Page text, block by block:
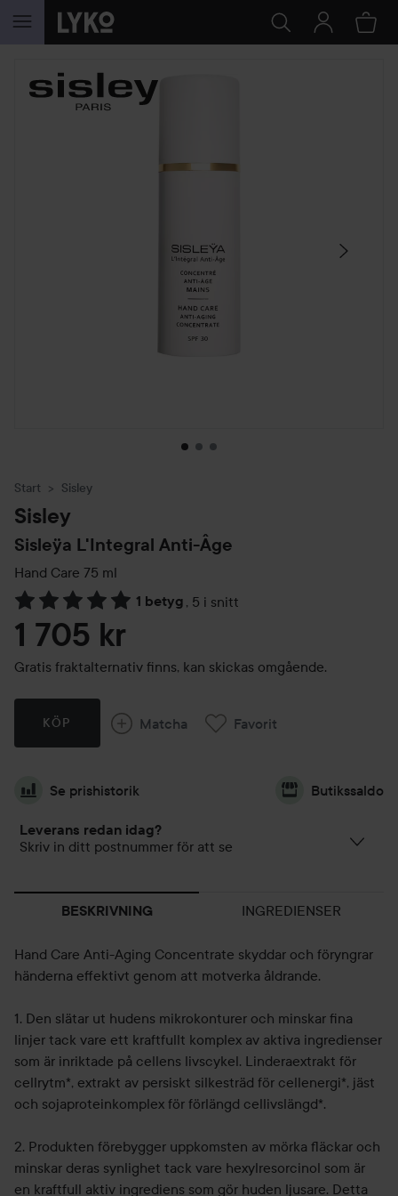
HOPPA TILL INNEHÅLLET
HOPPA ÖVER SEKTIONEN
Start Sisley
Sisley
Sisleÿa L'Integral Anti-Âge
Hand Care 75 ml
1 betyg , 5 i snitt
Hoppa till Betyg & kommentarer
1 705 kr
Gratis fraktalternativ finns, kan skickas omgående.
KÖP Matcha Favorit
Se prishistorik Butikssaldo
Leverans redan idag?
Skriv in ditt postnummer för att se
BESKRIVNING INGREDIENSER
Hand Care Anti-Aging Concentrate skyddar och föryngrar
händerna effektivt genom att motverka åldrande.
1. Den slätar ut hudens mikrokonturer och minskar fina
linjer tack vare ett kraftfullt komplex av aktiva ingredienser
som är inriktade på cellens livscykel. Linderaextrakt för
cellrytm*, extrakt av persiskt silkesträd för cellenergi*, jäst
och sojaproteinkomplex för förlängd cellivslängd*.
2. Produkten förebygger uppkomsten av mörka fläckar och
minskar deras synlighet tack vare hexylresorcinol som är
en kraftfull aktiv ingrediens som gör huden ljusare. Detta